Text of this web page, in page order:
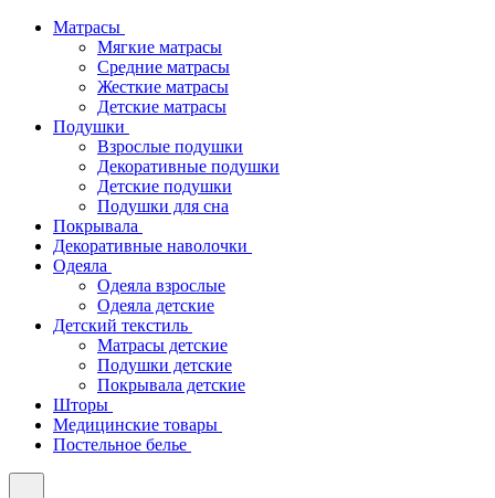
Матрасы
Мягкие матрасы
Средние матрасы
Жесткие матрасы
Детские матрасы
Подушки
Взрослые подушки
Декоративные подушки
Детские подушки
Подушки для сна
Покрывала
Декоративные наволочки
Одеяла
Одеяла взрослые
Одеяла детские
Детский текстиль
Матрасы детские
Подушки детские
Покрывала детские
Шторы
Медицинские товары
Постельное белье